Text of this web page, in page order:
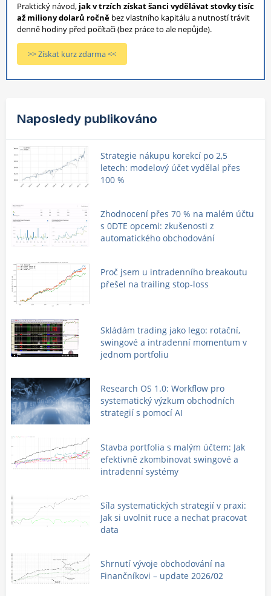
Praktický návod, jak v trzích získat šanci vydělávat stovky tisíc
až miliony dolarů ročně bez vlastního kapitálu a nutností trávit
denně hodiny před počítači (bez práce to ale nepůjde).
>> Získat kurz zdarma <<
Naposledy publikováno
Strategie nákupu korekcí po 2,5
letech: modelový účet vydělal přes
100 %
Zhodnocení přes 70 % na malém účtu
s 0DTE opcemi: zkušenosti z
automatického obchodování
Proč jsem u intradenního breakoutu
přešel na trailing stop-loss
Skládám trading jako lego: rotační,
swingové a intradenní momentum v
jednom portfoliu
Research OS 1.0: Workflow pro
systematický výzkum obchodních
strategií s pomocí AI
Stavba portfolia s malým účtem: Jak
efektivně zkombinovat swingové a
intradenní systémy
Síla systematických strategií v praxi:
Jak si uvolnit ruce a nechat pracovat
data
Shrnutí vývoje obchodování na
Finančníkovi – update 2026/02